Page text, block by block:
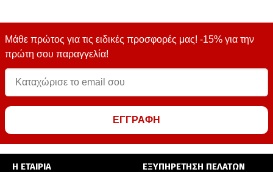
Μάθε πρώτος για τις ειδικές προσφορές μας! -15% για την
πρώτη σου παραγγελία!
ΕΓΓΡΑΦΗ
Η ΕΤΑΙΡΙΑ ΕΞΥΠΗΡΕΤΗΣΗ ΠΕΛΑΤΩΝ